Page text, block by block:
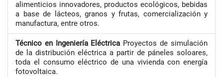
alimenticios innovadores, productos ecológicos, bebidas
a base de lácteos, granos y frutas, comercialización y
manufactura, entre otros.
Técnico en Ingeniería Eléctrica Proyectos de simulación
de la distribución eléctrica a partir de páneles soloares,
toda el consumo eléctrico de una vivienda con energía
fotovoltaica.